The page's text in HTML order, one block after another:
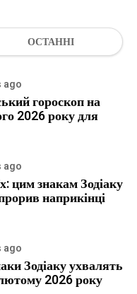
ОСТАННІ
ago
гороскоп на
2026 року для
ago
цим знакам Зодіаку
наприкінці
ago
Зодіаку ухвалять
2026 року